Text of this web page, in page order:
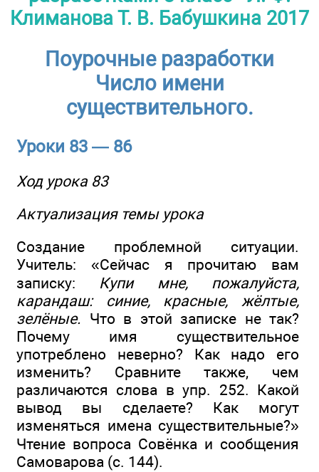
Климанова Т. В. Бабушкина 2017
Поурочные разработки
Число имени
существительного.
Уроки 83 — 86
Ход урока 83
Актуализация темы урока
Создание проблемной ситуации.
Учитель: «Сейчас я прочитаю вам
записку: Купи мне, пожалуйста,
карандаш: синие, красные, жёлтые,
зелёные. Что в этой записке не так?
Почему имя существительное
употреблено неверно? Как надо его
изменить? Сравните также, чем
различаются слова в упр. 252. Какой
вывод вы сделаете? Как могут
изменяться имена существительные?»
Чтение вопроса Совёнка и сообщения
Самоварова (с. 144).